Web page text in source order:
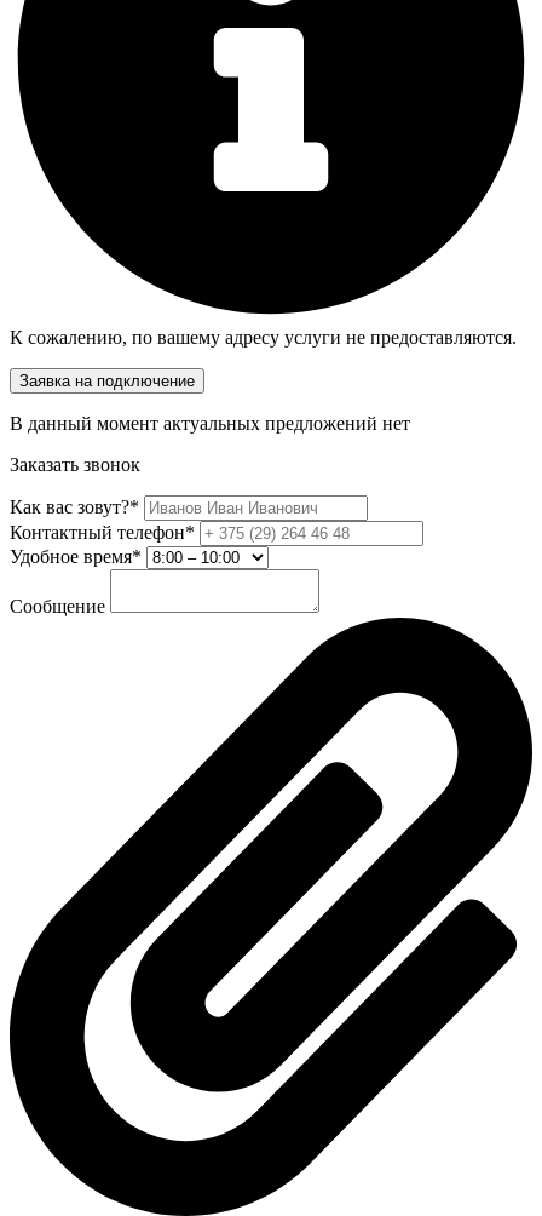
К сожалению, по вашему адресу услуги не предоставляются.
Заявка на подключение
В данный момент актуальных предложений нет
Заказать звонок
Как вас зовут?*
Контактный телефон*
Удобное время*
Сообщение